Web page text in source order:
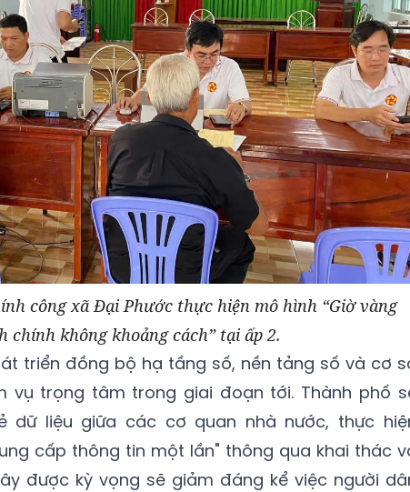
công xã Đại Phước thực hiện mô hình “Giờ vàng
chính không khoảng cách” tại ấp 2.
triển đồng bộ hạ tầng số, nền tảng số và cơ
vụ trọng tâm trong giai đoạn tới. Thành phố
dữ liệu giữa các cơ quan nhà nước, thực
cấp thông tin một lần" thông qua khai thác
được kỳ vọng sẽ giảm đáng kể việc người